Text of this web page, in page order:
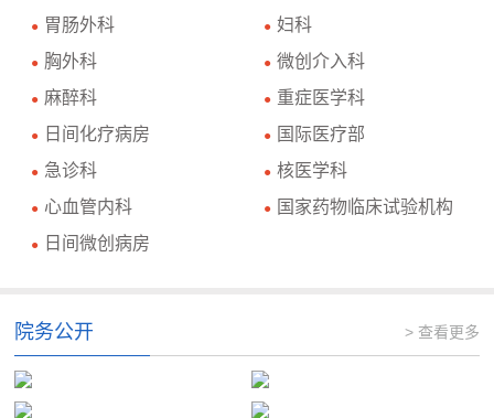
● 胃肠外科 ● 妇科
● 胸外科 ● 微创介入科
● 麻醉科 ● 重症医学科
● 日间化疗病房 ● 国际医疗部
● 急诊科 ● 核医学科
● 心血管内科 ● 国家药物临床试验机构
● 日间微创病房
院务公开 > 查看更多